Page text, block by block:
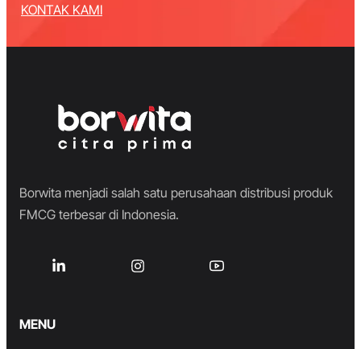
KONTAK KAMI
Borwita menjadi salah satu perusahaan distribusi produk
FMCG terbesar di Indonesia.
MENU